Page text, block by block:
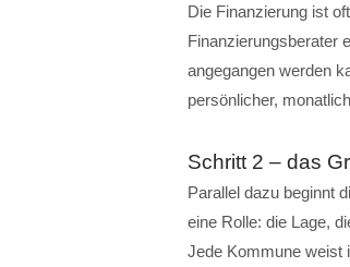
Die Finanzierung ist
Finanzierungsberater
angegangen werden
persönlicher,
Schritt 2 – das
Parallel dazu beginnt
eine Rolle: die Lage,
Jede Kommune weist